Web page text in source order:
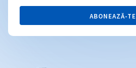
ABONEAZĂ-TE